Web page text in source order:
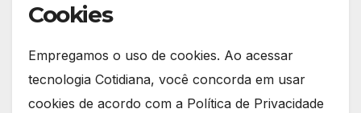
Cookies
Empregamos o uso de cookies. Ao acessar
tecnologia Cotidiana, você concorda em usar
cookies de acordo com a Política de Privacidade